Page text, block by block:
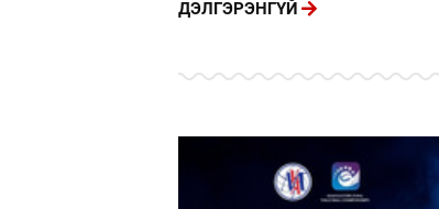
ДЭЛГЭРЭНГҮЙ